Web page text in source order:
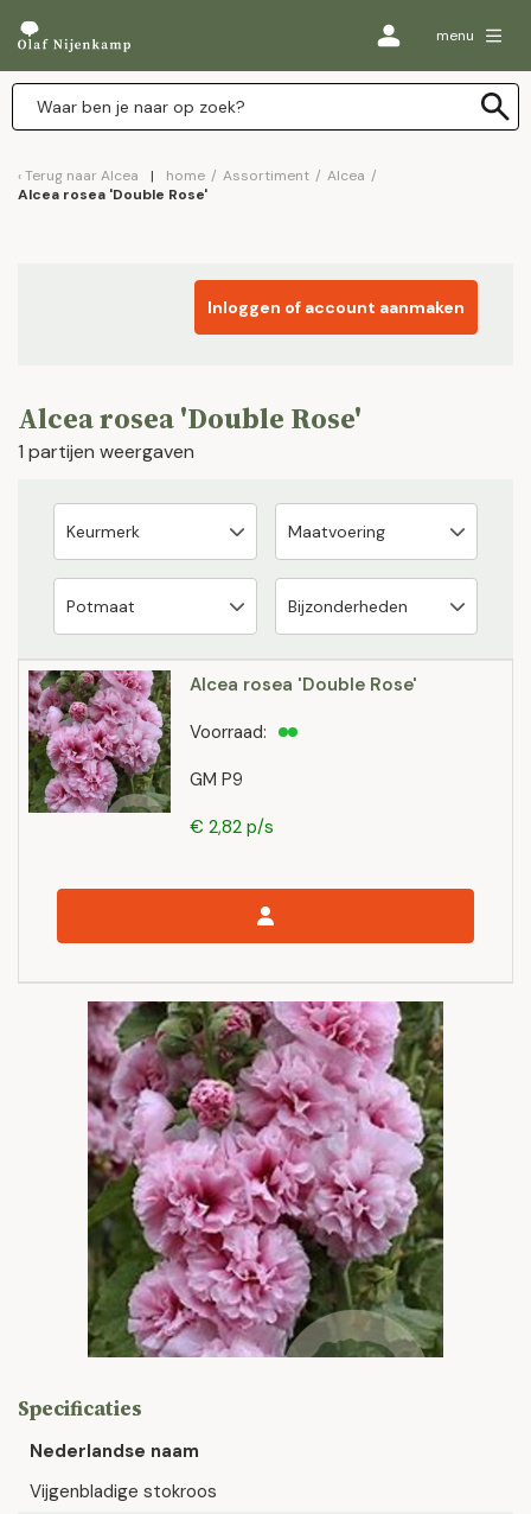
menu
Terug naar Alcea home / Assortiment / Alcea /
Alcea rosea 'Double Rose'
Inloggen of account aanmaken
Alcea rosea 'Double Rose'
1 partijen weergaven
Alcea rosea 'Double Rose'
GM P9
Voorraad:
€ 2,82 p/s
Specificaties
Nederlandse naam
Vijgenbladige stokroos